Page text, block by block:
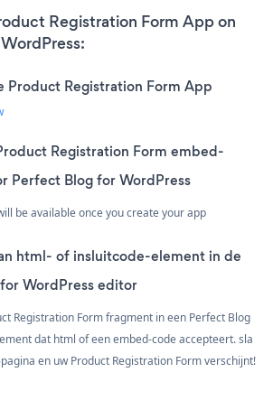
Registration Form App on
Product Registration Form App
Registration Form embed-
Perfect Blog for WordPress
be available once you create your app
html- of insluitcode-element in de
WordPress editor
Registration Form fragment in een Perfect Blog
dat html of een embed-code accepteert. sla
en uw Product Registration Form verschijnt!